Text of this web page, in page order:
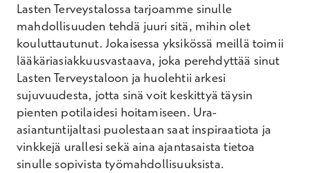
Lasten Terveystalossa tarjoamme sinulle
mahdollisuuden tehdä juuri sitä, mihin olet
kouluttautunut. Jokaisessa yksikössä meillä toimii
lääkäriasiakkuusvastaava, joka perehdyttää sinut
Lasten Terveystaloon ja huolehtii arkesi
sujuvuudesta, jotta sinä voit keskittyä täysin
pienten potilaidesi hoitamiseen. Ura-
asiantuntijaltasi puolestaan saat inspiraatiota ja
vinkkejä urallesi sekä aina ajantasaista tietoa
sinulle sopivista työmahdollisuuksista.